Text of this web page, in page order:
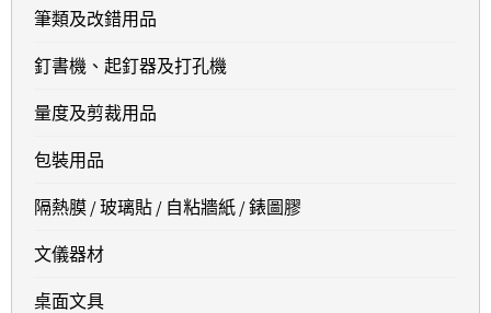
筆類及改錯用品
釘書機、起釘器及打孔機
量度及剪裁用品
包裝用品
隔熱膜 / 玻璃貼 / 自粘牆紙 / 錶圖膠
文儀器材
桌面文具